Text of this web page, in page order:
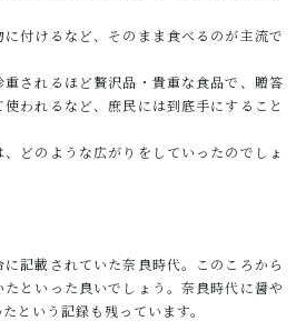
付けるなど、そのまま食べるのが主流で
されるほど贅沢品・貴重な食品で、贈答
われるなど、庶民には到底手にすること
どのような広がりをしていったのでしょ
記載されていた奈良時代。このころから
といった良いでしょう。奈良時代に醤や
という記録も残っています。